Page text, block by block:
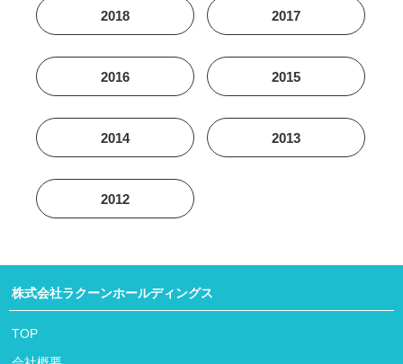
2018 2017
2016 2015
2014 2013
2012
株式会社ラクーンホールディングス
TOP